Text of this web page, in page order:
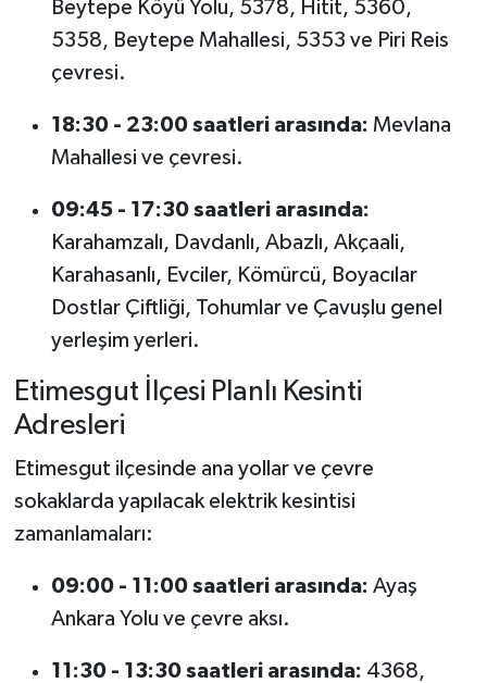
Beytepe Köyü Yolu, 5378, Hitit, 5360,
5358, Beytepe Mahallesi, 5353 ve Piri Reis
çevresi.
18:30 - 23:00 saatleri arasında: Mevlana
Mahallesi ve çevresi.
09:45 - 17:30 saatleri arasında:
Karahamzalı, Davdanlı, Abazlı, Akçaali,
Karahasanlı, Evciler, Kömürcü, Boyacılar
Dostlar Çiftliği, Tohumlar ve Çavuşlu genel
yerleşim yerleri.
Etimesgut İlçesi Planlı Kesinti
Adresleri
Etimesgut ilçesinde ana yollar ve çevre
sokaklarda yapılacak elektrik kesintisi
zamanlamaları:
09:00 - 11:00 saatleri arasında: Ayaş
Ankara Yolu ve çevre aksı.
11:30 - 13:30 saatleri arasında: 4368,